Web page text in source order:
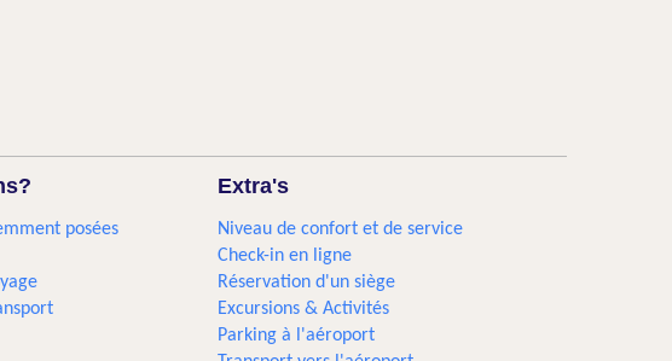
posées
Extra's
Niveau de confort et de service
Check-in en ligne
Réservation d'un siège
Excursions & Activités​
Parking à l'aéroport